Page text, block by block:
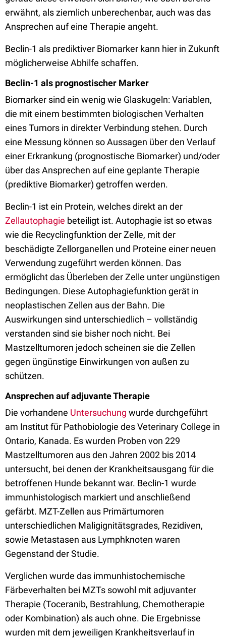
erwähnt, als ziemlich unberechenbar, auch was das
Ansprechen auf eine Therapie angeht.
Beclin-1 als prediktiver Biomarker kann hier in Zukunft
möglicherweise Abhilfe schaffen.
Beclin-1 als prognostischer Marker
Biomarker sind ein wenig wie Glaskugeln: Variablen,
die mit einem bestimmten biologischen Verhalten
eines Tumors in direkter Verbindung stehen. Durch
eine Messung können so Aussagen über den Verlauf
einer Erkrankung (prognostische Biomarker) und/oder
über das Ansprechen auf eine geplante Therapie
(prediktive Biomarker) getroffen werden.
Beclin-1 ist ein Protein, welches direkt an der
Zellautophagie beteiligt ist. Autophagie ist so etwas
wie die Recyclingfunktion der Zelle, mit der
beschädigte Zellorganellen und Proteine einer neuen
Verwendung zugeführt werden können. Das
ermöglicht das Überleben der Zelle unter ungünstigen
Bedingungen. Diese Autophagiefunktion gerät in
neoplastischen Zellen aus der Bahn. Die
Auswirkungen sind unterschiedlich – vollständig
verstanden sind sie bisher noch nicht. Bei
Mastzelltumoren jedoch scheinen sie die Zellen
gegen üngünstige Einwirkungen von außen zu
schützen.
Ansprechen auf adjuvante Therapie
Die vorhandene Untersuchung wurde durchgeführt
am Institut für Pathobiologie des Veterinary College in
Ontario, Kanada. Es wurden Proben von 229
Mastzelltumoren aus den Jahren 2002 bis 2014
untersucht, bei denen der Krankheitsausgang für die
betroffenen Hunde bekannt war. Beclin-1 wurde
immunhistologisch markiert und anschließend
gefärbt. MZT-Zellen aus Primärtumoren
unterschiedlichen Maligignitätsgrades, Rezidiven,
sowie Metastasen aus Lymphknoten waren
Gegenstand der Studie.
Verglichen wurde das immunhistochemische
Färbeverhalten bei MZTs sowohl mit adjuvanter
Therapie (Toceranib, Bestrahlung, Chemotherapie
oder Kombination) als auch ohne. Die Ergebnisse
wurden mit dem jeweiligen Krankheitsverlauf in